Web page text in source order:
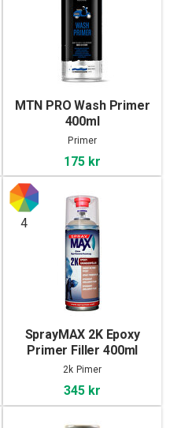
MTN PRO Wash Primer
400ml
Primer
175 kr
4
SprayMAX 2K Epoxy
Primer Filler 400ml
2k Pimer
345 kr